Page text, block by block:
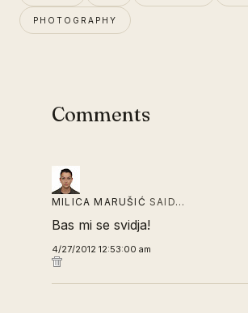
PHOTOGRAPHY
Comments
MILICA MARUŠIĆ SAID…
Bas mi se svidja!
4/27/2012 12:53:00 am